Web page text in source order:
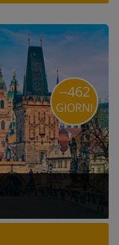
--462
GIORNI